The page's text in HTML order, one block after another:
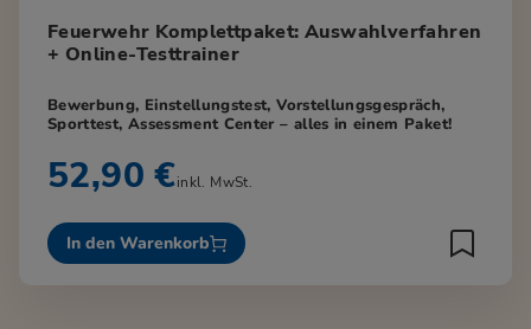
Feuerwehr Komplettpaket: Auswahlverfahren
+ Online-Testtrainer
Bewerbung, Einstellungstest, Vorstellungsgespräch,
Sporttest, Assessment Center – alles in einem Paket!
52,90 €inkl. MwSt.
In den Warenkorb